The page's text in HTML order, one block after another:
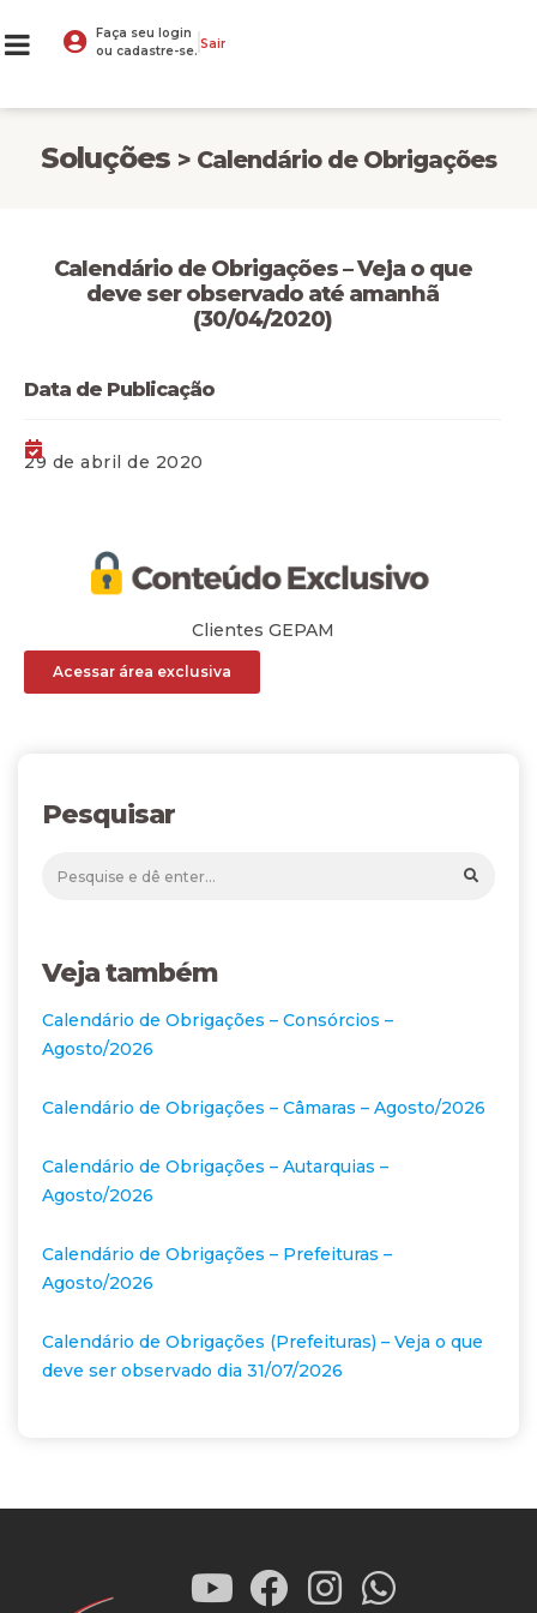
Faça seu login
ou cadastre-se. Sair
Soluções > Calendário de Obrigações
Calendário de Obrigações – Veja o que
deve ser observado até amanhã
(30/04/2020)
Data de Publicação
29 de abril de 2020
Clientes GEPAM
Acessar área exclusiva
Pesquisar
Veja também
Calendário de Obrigações – Consórcios –
Agosto/2026
Calendário de Obrigações – Câmaras – Agosto/2026
Calendário de Obrigações – Autarquias –
Agosto/2026
Calendário de Obrigações – Prefeituras –
Agosto/2026
Calendário de Obrigações (Prefeituras) – Veja o que
deve ser observado dia 31/07/2026